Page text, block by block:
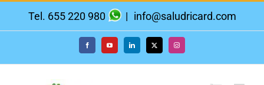
Tel. 655 220 980 | info@saludricard.com
FacebookYouTube LinkedIn X Instagram